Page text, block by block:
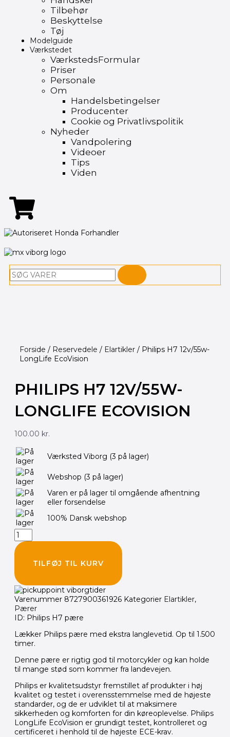
Tilbehør
Beskyttelse
Tøj
Modelguide
Værkstedet
VærkstedsFormular
Priser
Personale
Om
Handelsbetingelser
Producenter
Cookie og Privatlivspolitik
Nyheder
Vandpolering
Videoer
Tips
Viden
Søg
Forside / Reservedele / Elartikler / Philips H7 12v/55w-
LongLife EcoVision
PHILIPS H7 12V/55W-
LONGLIFE ECOVISION
100.00 kr.
Værksted Viborg (3 på lager)
Webshop (3 på lager)
Varen er på lager til omgående afhentning
eller forsendelse
100% Dansk webshop
Philips
H7
12v/55w-
LongLife
EcoVision
antal
TILFØJ TIL KURV
Varenummer 8727900361926 Kategorier Elartikler,
Pærer
ID: Philips H7 pære
Lækker Philips pære med ekstra langlevetid. Op til 1.500
timer.
Denne pære er rigtig god til motorcykler og kan holde
til mange stød som kommer fra landevejen.
Philips er kvalitetsudstyr fremstillet af produkter i høj
kvalitet og testet i overensstemmelse med de højeste
standarder, og de er udviklet til at maksimere
sikkerheden og komforten for din køreoplevelse. Philips
LongLife EcoVision er grundigt testet, kontrolleret og
certificeret i henhold til de højeste ECE-krav.